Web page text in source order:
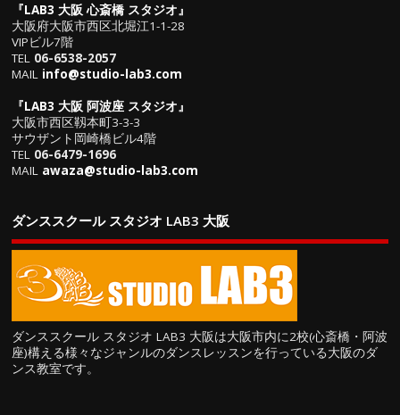
『LAB3 大阪 心斎橋 スタジオ 』
大阪府大阪市西区北堀江1-1-28
VIPビル7階
TEL 06-6538-2057
MAIL info@studio-lab3.com
『LAB3 大阪 阿波座 スタジオ 』
大阪市西区靱本町3-3-3
サウザント岡崎橋ビル4階
TEL 06-6479-1696
MAIL awaza@studio-lab3.com
ダンススクール スタジオ LAB3 大阪
ダンススクール スタジオ LAB3 大阪は大阪市内に2校(心斎橋・阿波
座)構える様々なジャンルのダンスレッスンを行っている大阪のダ
ンス教室です。